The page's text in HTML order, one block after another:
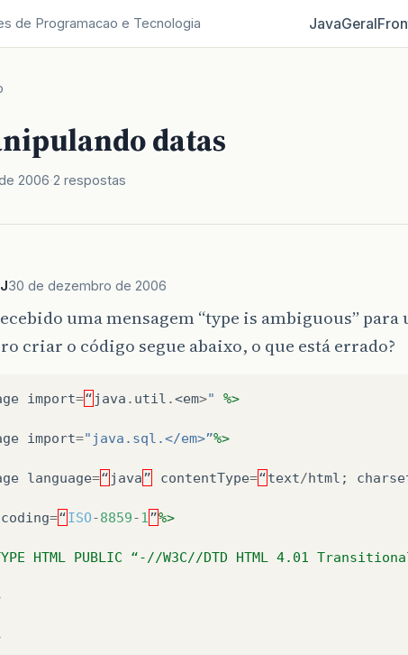
de Programacao e Tecnologia JavaGeral
datas
2006 2 respostas
30 de dezembro de 2006
uma mensagem “type is ambiguous”
criar o código segue abaixo, o que está errado?
import=“ java . util .<em>" %>
import="java.sql.</em>”%>
language=“ java” contentType=“text/html ;
=“ISO-8859-1 ”%>
HTML PUBLIC “-//W3C//DTD HTML 4.01